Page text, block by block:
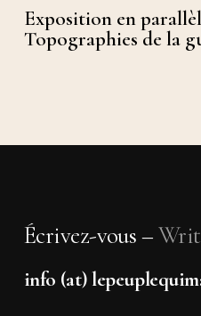
Exposition en
Topographies de la
Écrivez-vous –
info (at)